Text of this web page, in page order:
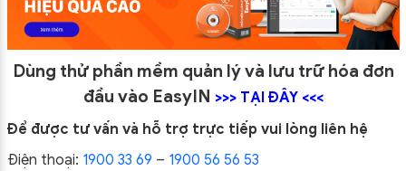
Dùng thử phần mềm quản lý và lưu trữ hóa đơn
đầu vào EasyIN >>> TẠI ĐÂY<<<
Để được tư vấn và hỗ trợ trực tiếp vui lòng liên hệ
Điện thoại: 1900 33 69 – 1900 56 56 53